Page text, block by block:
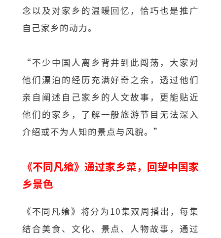
念以及对家乡的温暖回忆，恰巧也是推广
自己家乡的动力。
“不少中国人离乡背井到此闯荡，大家对
他们漂泊的经历充满好奇之余，透过他们
亲自阐述自己家乡的人文故事，更能贴近
他们的家乡，了解一般旅游节目无法深入
介绍或不为人知的景点与风貌。”
《不同凡飨》通过家乡菜，回望中国家
乡景色
《不同凡飨》将分为10集双周播出，每集
结合美食、文化、景点、人物故事，通过